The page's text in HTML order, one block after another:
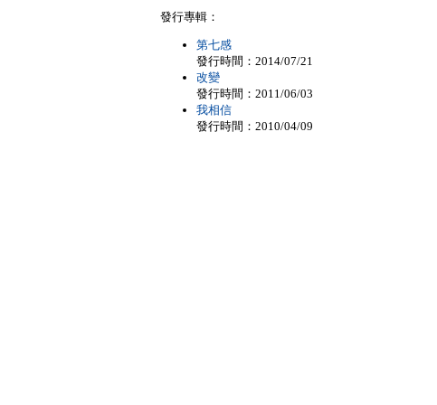
發行專輯：
第七感
發行時間：2014/07/21
改變
發行時間：2011/06/03
我相信
發行時間：2010/04/09